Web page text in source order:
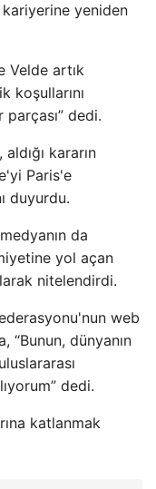
kariyerine yeniden
Velde artık
koşullarını
parçası” dedi.
kararın
Paris'e
duyurdu.
da
yol açan
nitelendirdi.
web
“Bunun, dünyanın
dedi.
katlanmak